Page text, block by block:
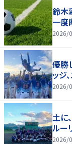
鈴木
一度
2026/
優勝
ッジ
2026/
土に
ルー
2026/